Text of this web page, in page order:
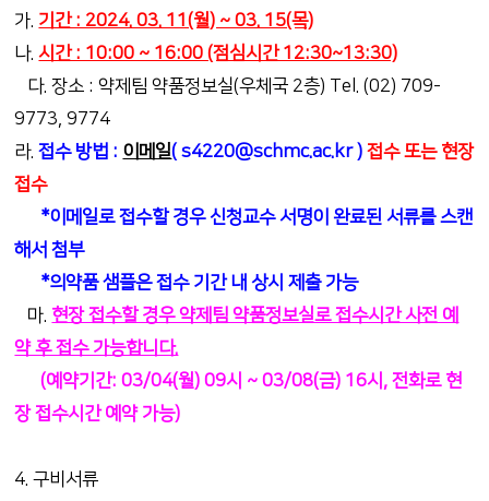
가. 기간 : 2024. 03. 11(월) ~ 03. 15(목)
나.시간 : 10:00 ~ 16:00 (점심시간 12:30~13:30)
다. 장소 : 약제팀 약품정보실(우체국 2층) Tel. (02) 709-
9773, 9774
라. 접수 방법 : 이메일( s4220@schmc.ac.kr ) 접수 또는 현장
접수
*이메일로 접수할 경우 신청교수 서명이 완료된 서류를 스캔
해서 첨부
*의약품 샘플은 접수 기간 내 상시 제출 가능
마. 현장 접수할 경우 약제팀 약품정보실로 접수시간 사전 예
약 후 접수 가능합니다.
(예약기간: 03/04(월) 09시 ~ 03/08(금) 16시, 전화로 현
장 접수시간 예약 가능)
4. 구비서류